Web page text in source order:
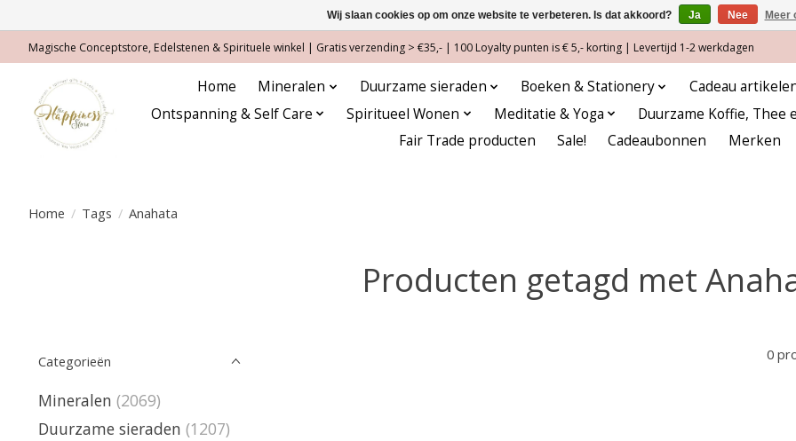
Magische Conceptstore, Edelstenen & Spirituele winkel | Gratis verzending > €35,- | 100 Loyalty punten is € 5,- korting | Levertijd 1-2 werkdagen
Home Mineralen Duurzame sieraden Boeken & Stationery Cadeau
Ontspanning & Self Care
Spiritueel Wonen Meditatie & Yoga Duurzame Koffie, Thee
Fair Trade producten
Sale! Cadeaubonnen Merken
Home / Tags / Anahata
Producten getagd met
Categorieën
Mineralen (2069)
Duurzame sieraden (1207)
0
Wij slaan cookies op om onze website te verbeteren. Is dat akkoord? Ja Nee Meer